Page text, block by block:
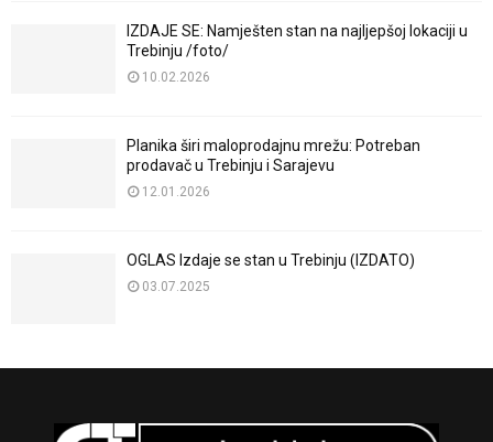
IZDAJE SE: Namješten stan na najljepšoj lokaciji u
Trebinju /foto/
10.02.2026
Planika širi maloprodajnu mrežu: Potreban
prodavač u Trebinju i Sarajevu
12.01.2026
OGLAS Izdaje se stan u Trebinju (IZDATO)
03.07.2025